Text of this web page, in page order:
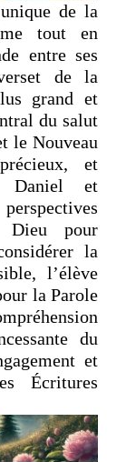
de la
tout en
entre ses
de la
grand et
du salut
le Nouveau
et
Daniel et
pour
la
l’élève
la Parole
du
et
Écritures